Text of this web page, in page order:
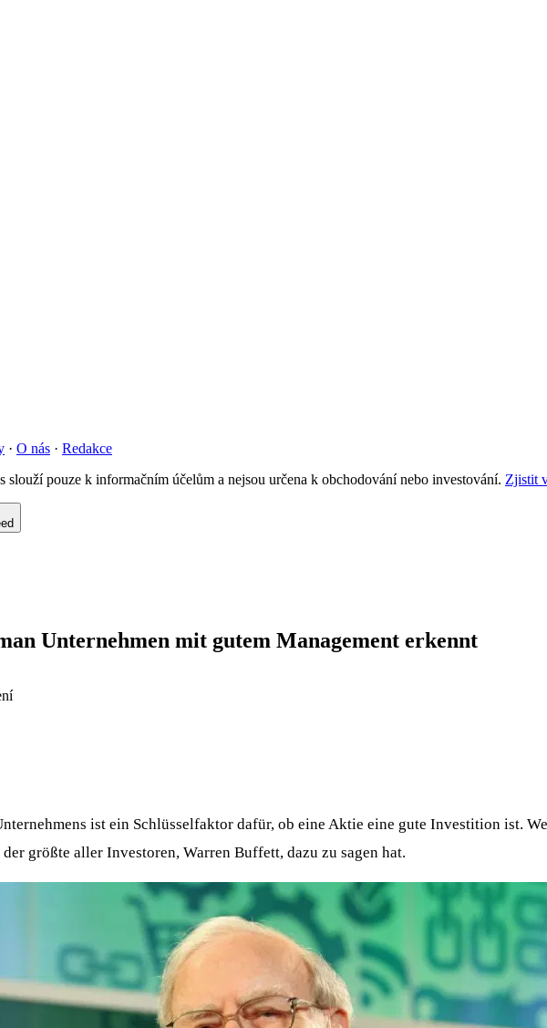
· O nás · Redakce
slouží pouze k informačním účelům a nejsou určena k obchodování nebo investování. Zjistit
Unternehmen mit gutem Management erkennt
ist ein Schlüsselfaktor dafür, ob eine Aktie eine gute Investition ist.
größte aller Investoren, Warren Buffett, dazu zu sagen hat.